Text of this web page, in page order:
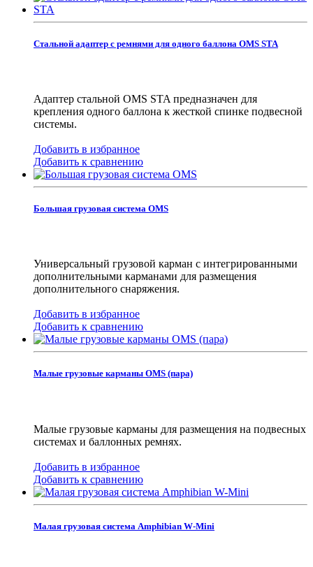
Стальной адаптер с ремнями для одного баллона OMS STA
Адаптер стальной OMS STA предназначен для
крепления одного баллона к жесткой спинке подвесной
системы.
Добавить в избранное
Добавить к сравнению
Большая грузовая система OMS
Универсальный грузовой карман с интегрированными
дополнительными карманами для размещения
дополнительного снаряжения.
Добавить в избранное
Добавить к сравнению
Малые грузовые карманы OMS (пара)
Малые грузовые карманы для размещения на подвесных
системах и баллонных ремнях.
Добавить в избранное
Добавить к сравнению
Малая грузовая система Amphibian W-Mini